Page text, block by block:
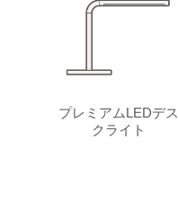
プレミアムLEDデス
クライト